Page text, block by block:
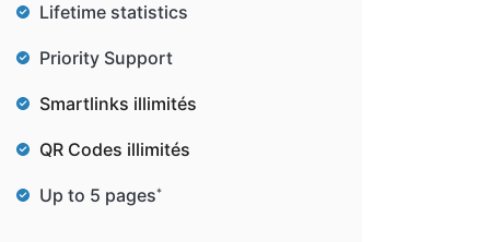
Lifetime statistics
Priority Support
Smartlinks illimités
QR Codes illimités
Up to 5 pages*